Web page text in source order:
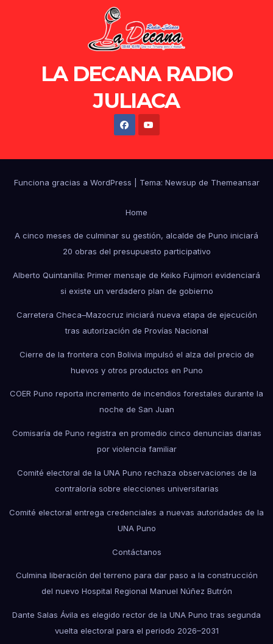
LA DECANA RADIO
JULIACA
Funciona gracias a WordPress Tema: Newsup de Themeansar
Home
A cinco meses de culminar su gestión, alcalde de Puno iniciará
20 obras del presupuesto participativo
Alberto Quintanilla: Primer mensaje de Keiko Fujimori evidenciará
si existe un verdadero plan de gobierno
Carretera Checa–Mazocruz iniciará nueva etapa de ejecución
tras autorización de Provías Nacional
Cierre de la frontera con Bolivia impulsó el alza del precio de
huevos y otros productos en Puno
COER Puno reporta incremento de incendios forestales durante la
noche de San Juan
Comisaría de Puno registra en promedio cinco denuncias diarias
por violencia familiar
Comité electoral de la UNA Puno rechaza observaciones de la
contraloría sobre elecciones universitarias
Comité electoral entrega credenciales a nuevas autoridades de la
UNA Puno
Contáctanos
Culmina liberación del terreno para dar paso a la construcción
del nuevo Hospital Regional Manuel Núñez Butrón
Dante Salas Ávila es elegido rector de la UNA Puno tras segunda
vuelta electoral para el periodo 2026–2031